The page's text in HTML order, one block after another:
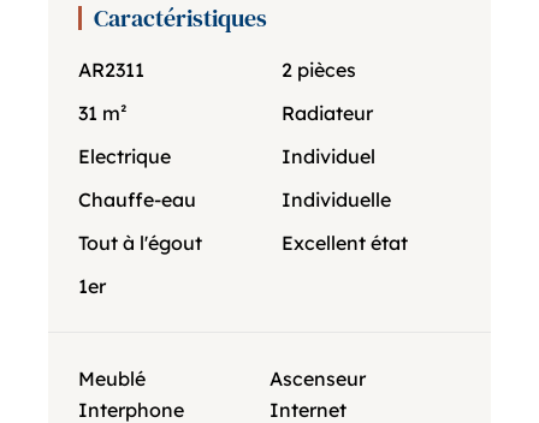
Caractéristiques
AR2311
2 pièces
31 m²
Radiateur
Electrique
Individuel
Chauffe-eau
Individuelle
Tout à l'égout
Excellent état
1er
Meublé
Ascenseur
Interphone
Internet